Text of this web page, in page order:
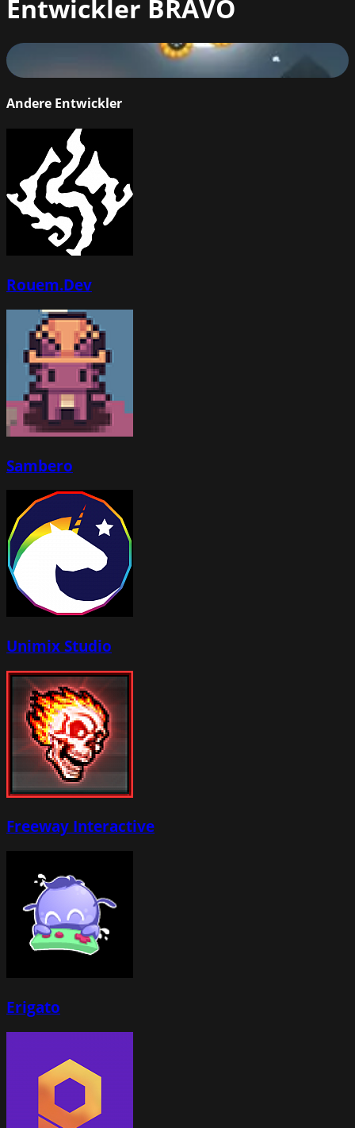
Entwickler BRAVO
Ghost Knight Rider
76
Andere Entwickler
Rouem.Dev
Sambero
Unimix Studio
Freeway Interactive
Erigato